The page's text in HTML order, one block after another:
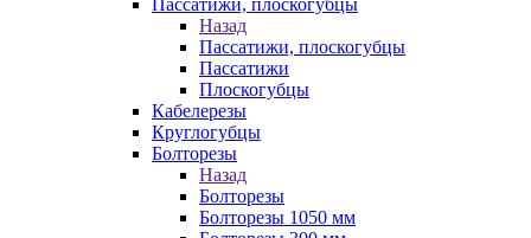
Пассатижи, плоскогубцы
Назад
Пассатижи, плоскогубцы
Пассатижи
Плоскогубцы
Кабелерезы
Круглогубцы
Болторезы
Назад
Болторезы
Болторезы 1050 мм